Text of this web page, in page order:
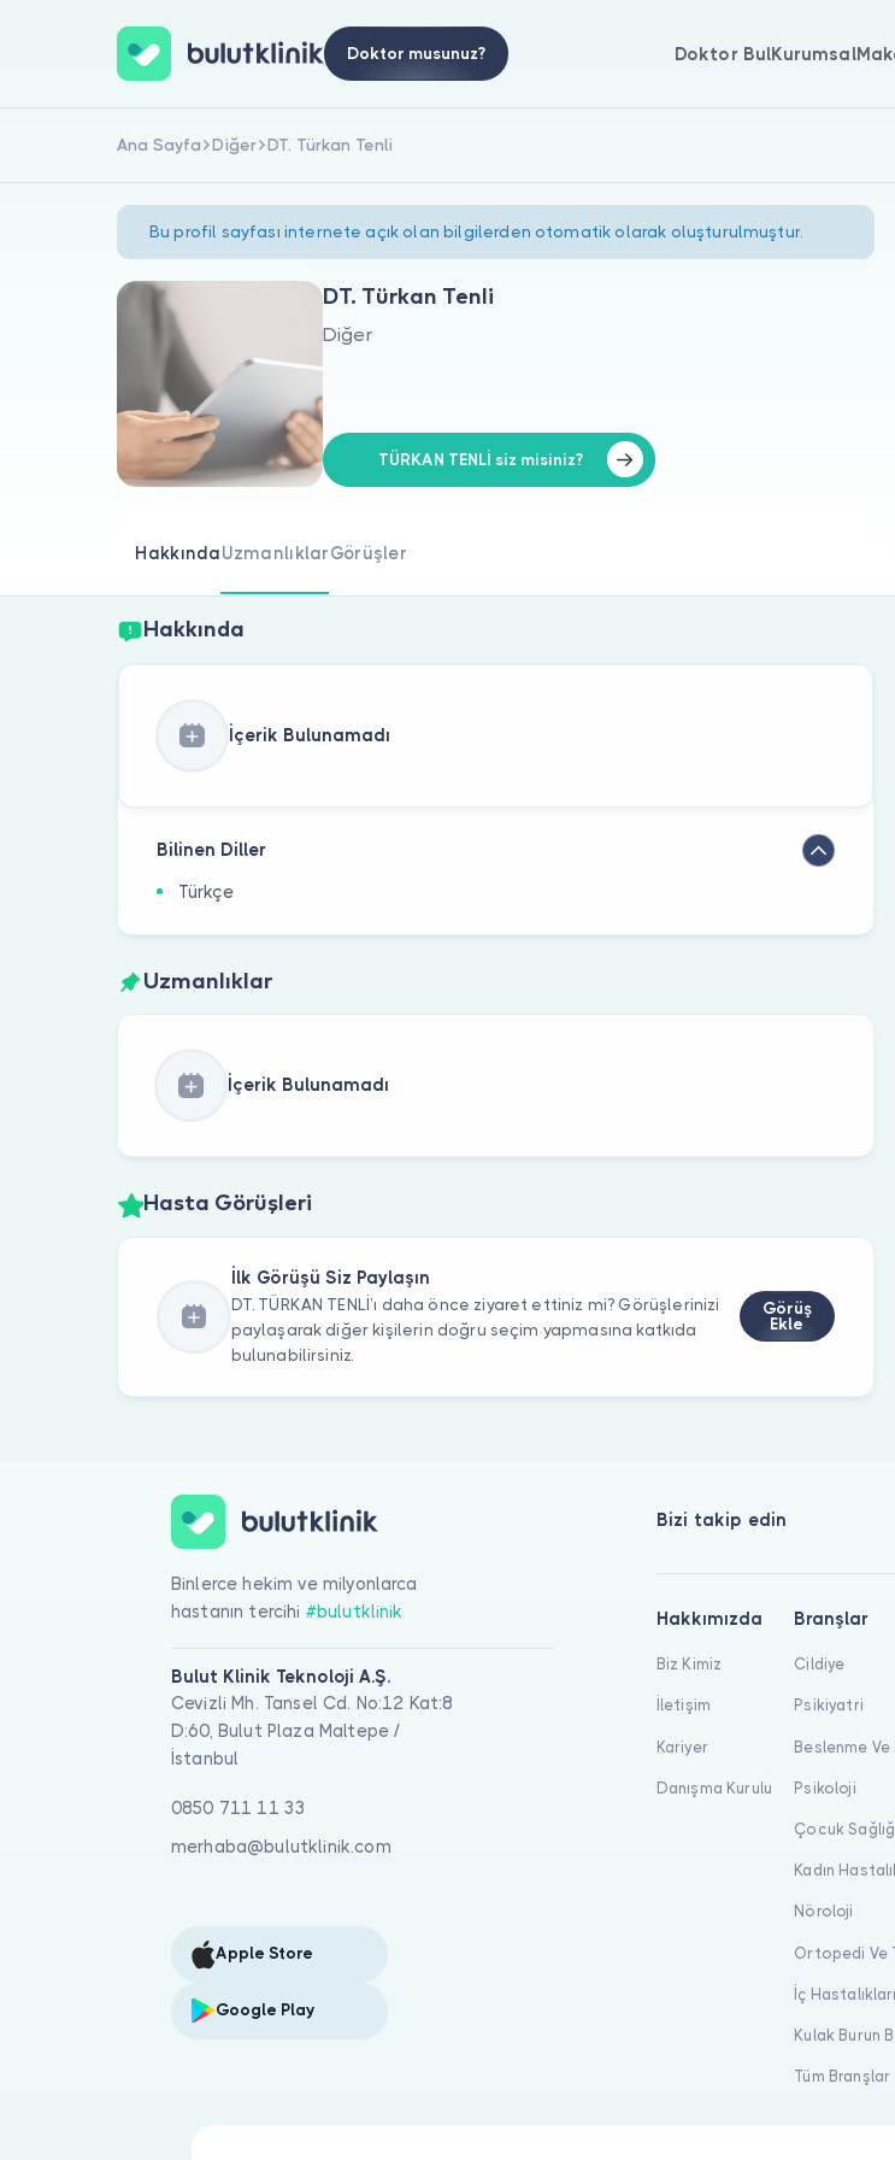
Doktor musunuz? Doktor BulKurumsal
Ana Sayfa Diğer DT. Türkan Tenli
Bu profil sayfası internete açık olan bilgilerden otomatik olarak oluşturulmuştur.
DT. Türkan Tenli
Diğer
TÜRKAN TENLİ siz misiniz?
HakkındaUzmanlıklarGörüşler
Hakkında
İçerik Bulunamadı
Bilinen Diller
Türkçe
Uzmanlıklar
İçerik Bulunamadı
Hasta Görüşleri
İlk Görüşü Siz Paylaşın
DT. TÜRKAN TENLİ’ı daha önce ziyaret ettiniz mi? Görüşlerinizi
paylaşarak diğer kişilerin doğru seçim yapmasına katkıda
bulunabilirsiniz.
Görüş
Ekle
Binlerce hekim ve milyonlarca
hastanın tercihi #bulutklinik
Bulut Klinik Teknoloji A.Ş.
Cevizli Mh. Tansel Cd. No:12 Kat:8
D:60, Bulut Plaza Maltepe /
İstanbul
0850 711 11 33
merhaba@bulutklinik.com
Apple Store
Google Play
Bizi takip edin
Hakkımızda
Biz Kimiz
İletişim
Kariyer
Danışma Kurulu
Branşlar
Cildiye
Psikiyatri
Beslenme
Psikoloji
Çocuk
Kadın
Nöroloji
Ortopedi Ve
İç Hastalıkları
Kulak Burun
Tüm Branşlar